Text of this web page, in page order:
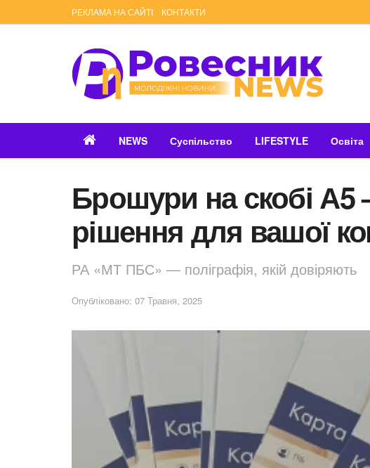
РЕКЛАМА НА САЙТІ КОНТАКТИ
NEWS Суспільство LIFESTYLE Освіта
Брошури на скобі
рішення для вашої
РА «МТ ПБС» — поліграфія, якій довіряють
Опубліковано: 07 Травня, 2025